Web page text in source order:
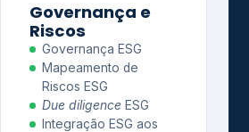
Governança e
Riscos
Governança ESG
Mapeamento de
Riscos ESG
Due diligence ESG
Integração ESG aos